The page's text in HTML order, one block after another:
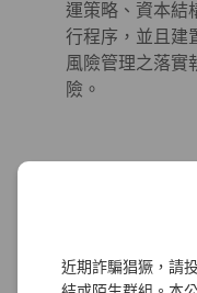
近期詐騙猖獗，請
運策略、資本結
行程序，並且建
風險管理之落實
險。
為強化元大證
大證券2020年
元大金控政策，